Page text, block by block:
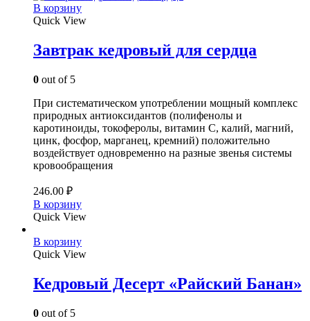
В корзину
Quick View
Завтрак кедровый для сердца
0 out of 5
При систематическом употреблении мощный комплекс
природных антиоксидантов (полифенолы и
каротиноиды, токоферолы, витамин С, калий, магний,
цинк, фосфор, марганец, кремний) положительно
воздействует одновременно на разные звенья системы
кровообращения
246.00 ₽
В корзину
Quick View
В корзину
Quick View
Кедровый Десерт «Райский Банан»
0 out of 5